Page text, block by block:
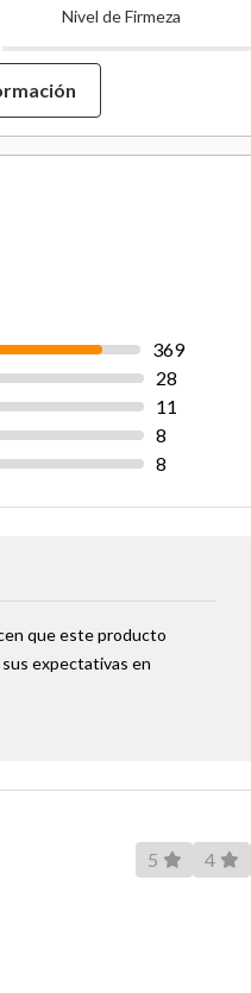
Nivel de Firmeza
Alto De Base
Material Estructura
Incluye Almohada
8
8
11
28
369
que este producto
expectativas en
5 4